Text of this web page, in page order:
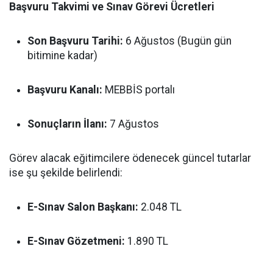
Başvuru Takvimi ve Sınav Görevi Ücretleri
Son Başvuru Tarihi: 6 Ağustos (Bugün gün
bitimine kadar)
Başvuru Kanalı: MEBBİS portalı
Sonuçların İlanı: 7 Ağustos
Görev alacak eğitimcilere ödenecek güncel tutarlar
ise şu şekilde belirlendi:
E-Sınav Salon Başkanı: 2.048 TL
E-Sınav Gözetmeni: 1.890 TL